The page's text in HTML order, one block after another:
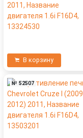
В корзину
№ 52507